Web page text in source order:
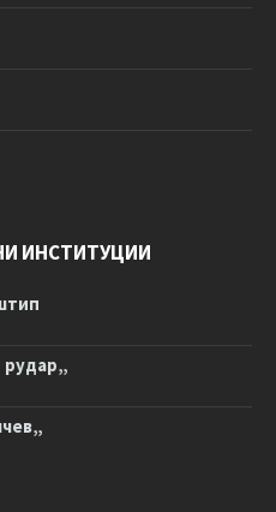
ИНСТИТУЦИИ
рудар„